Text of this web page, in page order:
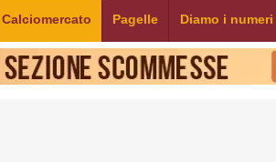
Calciomercato Pagelle Diamo i numeri